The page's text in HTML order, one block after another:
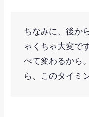
ちなみに、後か
ゃくちゃ大変で
べて変わるから
ら、このタイミ